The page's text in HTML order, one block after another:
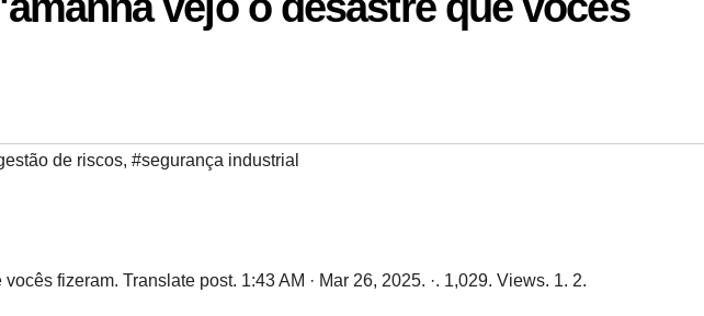
de riscos, #segurança industrial
vocês fizeram. Translate post. 1:43 AM · Mar 26, 2025. ·. 1,029. Views. 1. 2.